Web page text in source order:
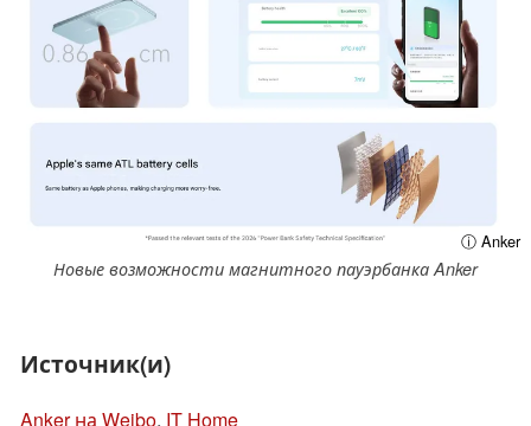
ⓘ Anker
Новые возможности магнитного пауэрбанка Anker
Источник(и)
Anker на Weibo, IT Home